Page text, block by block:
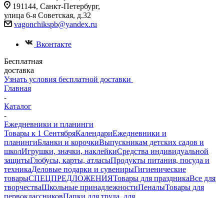
191144, Санкт-Петербург,
улица 6-я Советская, д.32
vagonchikspb@yandex.ru
Вконтакте
Бесплатная
доставка
Узнать условия бесплатной доставки
Главная
-
Каталог
-
Ежедневники и планинги
Товары к 1 СентябряКалендариЕжедневники и
планингиБланки и корочкиВыпускникам детских садов и
школИгрушки, значки, наклейкиСредства индивидуальной
защитыГлобусы, карты, атласыПродукты питания, посуда и
техникаДеловые подарки и сувенирыГигиенические
товарыСПЕЦПРЕДЛОЖЕНИЯТовары для праздникаВсе для
творчестваШкольные принадлежностиПеналыТовары для
первоклассниковПапки для труда, для